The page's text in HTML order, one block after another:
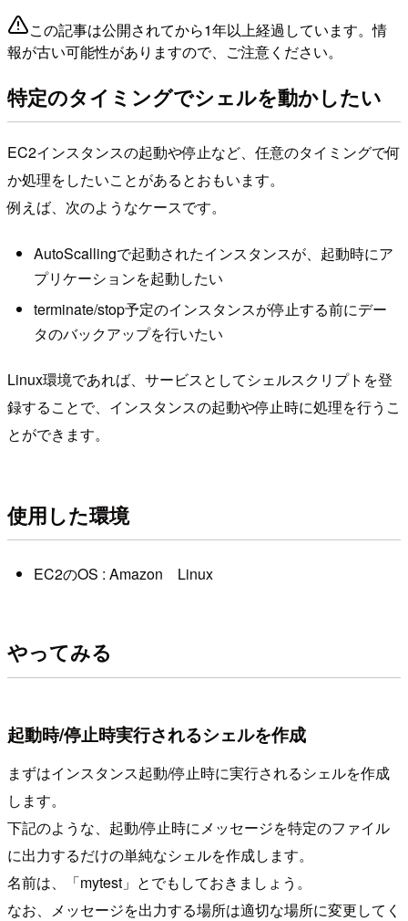
この記事は公開されてから1年以上経過しています。情
報が古い可能性がありますので、ご注意ください。
特定のタイミングでシェルを動かしたい
EC2インスタンスの起動や停止など、任意のタイミングで何
か処理をしたいことがあるとおもいます。
例えば、次のようなケースです。
AutoScallingで起動されたインスタンスが、起動時にア
プリケーションを起動したい
terminate/stop予定のインスタンスが停止する前にデー
タのバックアップを行いたい
Linux環境であれば、サービスとしてシェルスクリプトを登
録することで、インスタンスの起動や停止時に処理を行うこ
とができます。
使用した環境
EC2のOS : Amazon Linux
やってみる
起動時/停止時実行されるシェルを作成
まずはインスタンス起動/停止時に実行されるシェルを作成
します。
下記のような、起動/停止時にメッセージを特定のファイル
に出力するだけの単純なシェルを作成します。
名前は、「mytest」とでもしておきましょう。
なお、メッセージを出力する場所は適切な場所に変更してく